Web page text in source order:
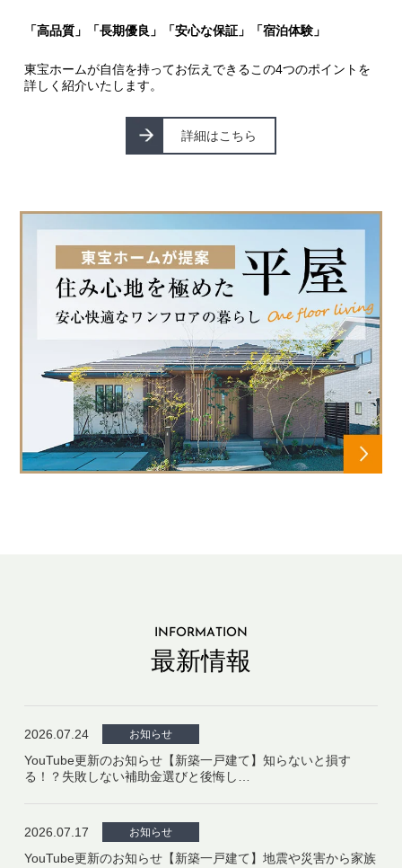
「高品質」「長期優良」「安心な保証」「宿泊体験」
東宝ホームが自信を持ってお伝えできるこの4つのポイントを
詳しく紹介いたします。
詳細はこちら
INFORMATION
最新情報
2026.07.24 お知らせ
YouTube更新のお知らせ【新築一戸建て】知らないと損す
る！？失敗しない補助金選びと後悔し…
2026.07.17 お知らせ
YouTube更新のお知らせ【新築一戸建て】地震や災害から家族